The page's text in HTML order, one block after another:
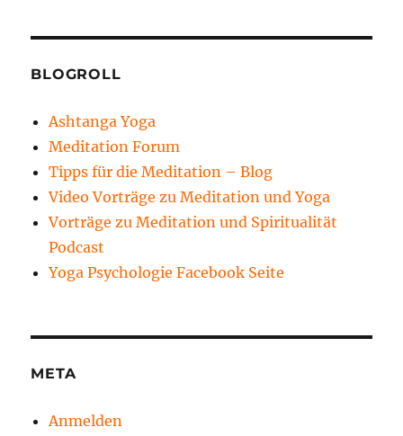
BLOGROLL
Ashtanga Yoga
Meditation Forum
Tipps für die Meditation – Blog
Video Vorträge zu Meditation und Yoga
Vorträge zu Meditation und Spiritualität
Podcast
Yoga Psychologie Facebook Seite
META
Anmelden